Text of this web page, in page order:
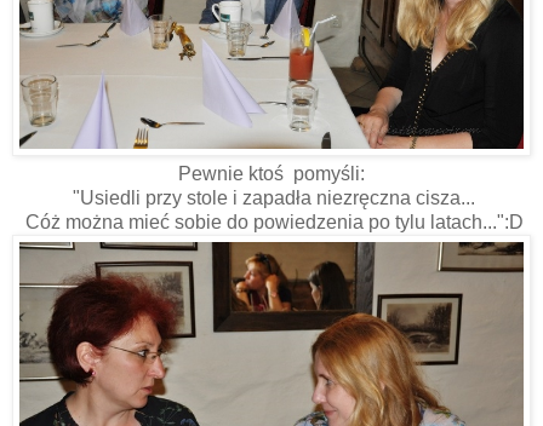
Pewnie ktoś pomyśli:
"Usiedli przy stole i zapadła niezręczna cisza...
Cóż można mieć sobie do powiedzenia po tylu latach...":D